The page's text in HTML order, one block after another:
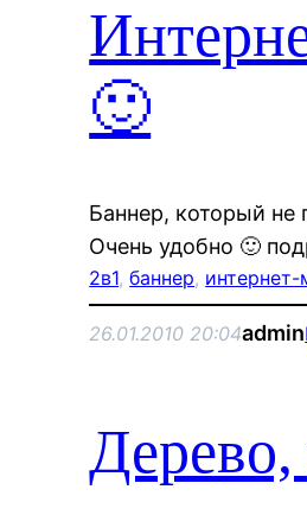
🙂
Баннер, который не
Очень удобно 🙂
2в1, баннер, интернет-
26.01.2010 20:04admin
Дерево,